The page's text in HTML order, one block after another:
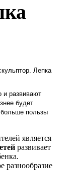
и развивают
будет
пользы
является
развивает
разнообразие